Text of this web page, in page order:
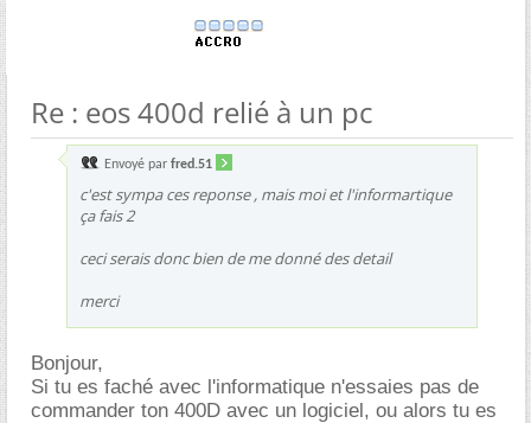
Re : eos 400d relié à un pc
Envoyé par fred.51
c'est sympa ces reponse , mais moi et l'informartique
ça fais 2
ceci serais donc bien de me donné des detail
merci
Bonjour,
Si tu es faché avec l'informatique n'essaies pas de
commander ton 400D avec un logiciel, ou alors tu es